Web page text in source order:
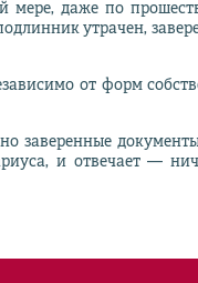
мере, даже по
утрачен,
от форм
заверенные
и отвечает —